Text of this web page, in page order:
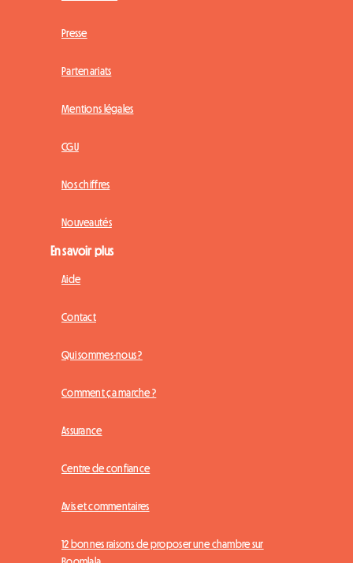
Presse
Partenariats
Mentions légales
CGU
Nos chiffres
Nouveautés
En savoir plus
Aide
Contact
Qui sommes-nous ?
Comment ça marche ?
Assurance
Centre de confiance
Avis et commentaires
12 bonnes raisons de proposer une chambre sur